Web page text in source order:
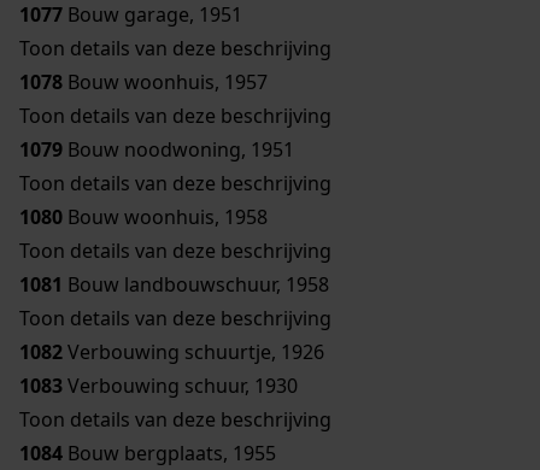
1077 Bouw garage, 1951
Toon details van deze beschrijving
1078 Bouw woonhuis, 1957
Toon details van deze beschrijving
1079 Bouw noodwoning, 1951
Toon details van deze beschrijving
1080 Bouw woonhuis, 1958
Toon details van deze beschrijving
1081 Bouw landbouwschuur, 1958
Toon details van deze beschrijving
1082Verbouwing schuurtje, 1926
1083Verbouwing schuur, 1930
Toon details van deze beschrijving
1084 Bouw bergplaats, 1955